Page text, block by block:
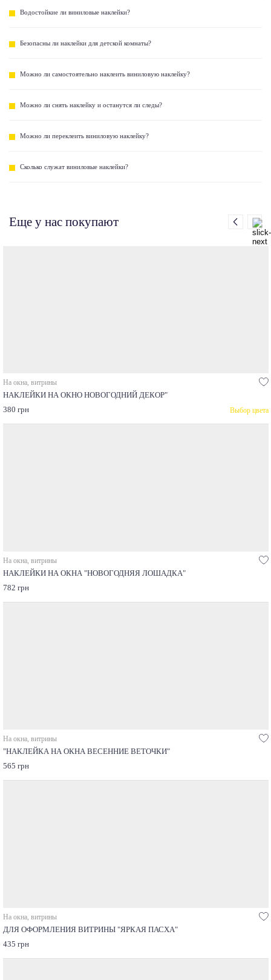
Водостойкие ли виниловые наклейки?
Безопасны ли наклейки для детской комнаты?
Можно ли самостоятельно наклеить виниловую наклейку?
Можно ли снять наклейку и останутся ли следы?
Можно ли переклеить виниловую наклейку?
Сколько служат виниловые наклейки?
Еще у нас покупают
На окна, витрины
НАКЛЕЙКИ НА ОКНО НОВОГОДНИЙ ДЕКОР"
380 грн
Выбор цвета
На окна, витрины
НАКЛЕЙКИ НА ОКНА "НОВОГОДНЯЯ ЛОШАДКА"
782 грн
На окна, витрины
"НАКЛЕЙКА НА ОКНА ВЕСЕННИЕ ВЕТОЧКИ"
565 грн
На окна, витрины
ДЛЯ ОФОРМЛЕНИЯ ВИТРИНЫ "ЯРКАЯ ПАСХА"
435 грн